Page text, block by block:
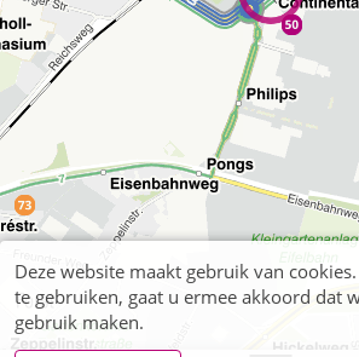
Deze website maakt gebruik van
te gebruiken, gaat u ermee akkoord dat
gebruik maken.